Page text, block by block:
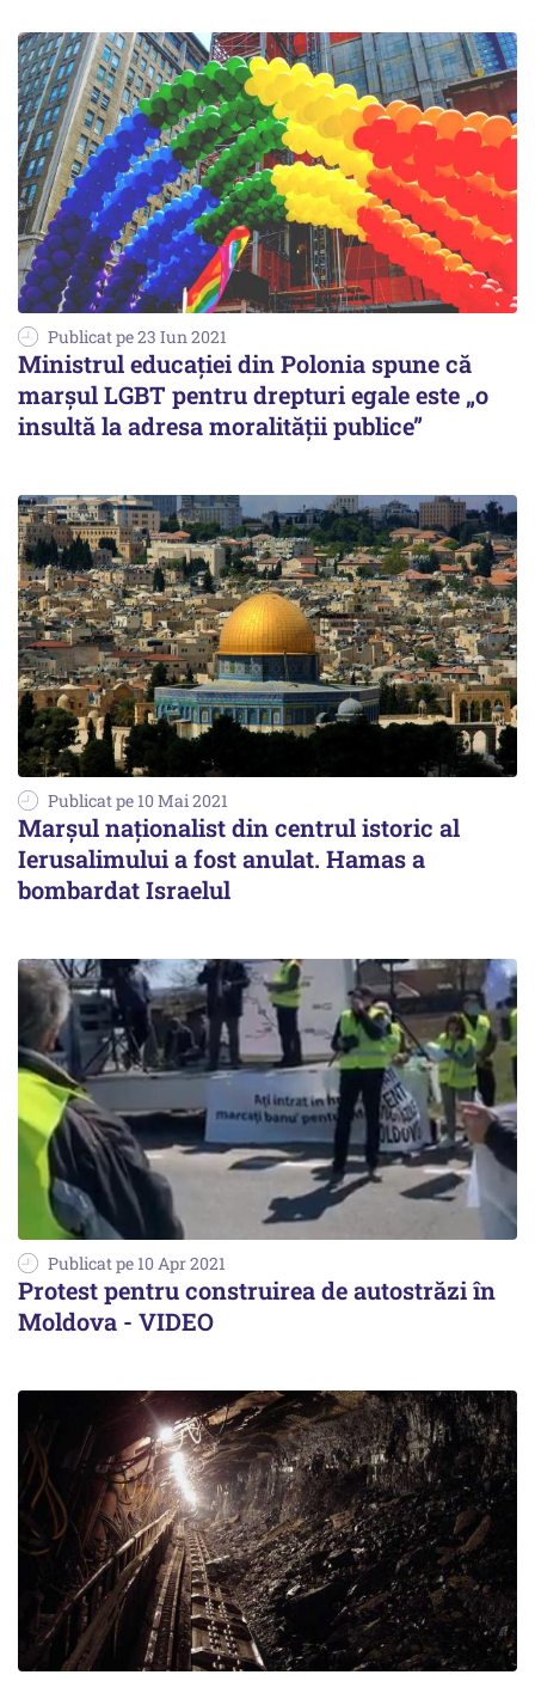
Publicat pe 23 Iun 2021
Ministrul educației din Polonia spune că
marșul LGBT pentru drepturi egale este „o
insultă la adresa moralității publice”
Publicat pe 10 Mai 2021
Marșul naționalist din centrul istoric al
Ierusalimului a fost anulat. Hamas a
bombardat Israelul
Publicat pe 10 Apr 2021
Protest pentru construirea de autostrăzi în
Moldova - VIDEO